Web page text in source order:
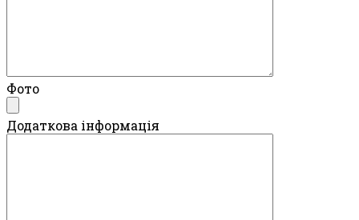
Фото
Додаткова інформація